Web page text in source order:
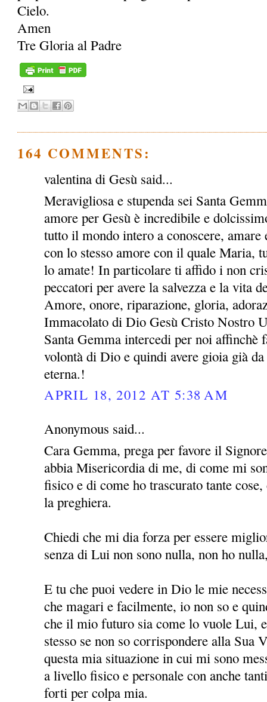
Cielo.
Amen
Tre Gloria al Padre
164 COMMENTS:
valentina di Gesù said...
Meravigliosa e stupenda sei Santa
amore per Gesù è incredibile e
tutto il mondo intero a conoscere,
con lo stesso amore con il quale Maria,
lo amate! In particolare ti affido i non
peccatori per avere la salvezza e la vita
Amore, onore, riparazione, gloria,
Immacolato di Dio Gesù Cristo Nostro
Santa Gemma intercedi per noi affinchè
volontà di Dio e quindi avere gioia già
eterna.!
APRIL 18, 2012 AT 5:38 AM
Anonymous said...
Cara Gemma, prega per favore il
abbia Misericordia di me, di come mi
fisico e di come ho trascurato tante
la preghiera.
Chiedi che mi dia forza per essere
senza di Lui non sono nulla, non ho
E tu che puoi vedere in Dio le mie
che magari e facilmente, io non so e
che il mio futuro sia come lo vuole Lui,
stesso se non so corrispondere alla Sua
questa mia situazione in cui mi sono
a livello fisico e personale con anche
forti per colpa mia.